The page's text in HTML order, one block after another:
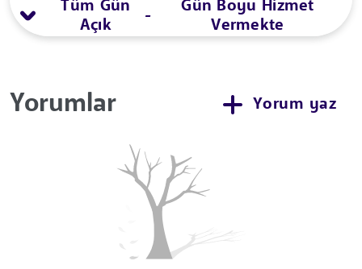
Tüm Gün
Açık
-
Gün Boyu Hizmet
Vermekte
Yorumlar Yorum yaz